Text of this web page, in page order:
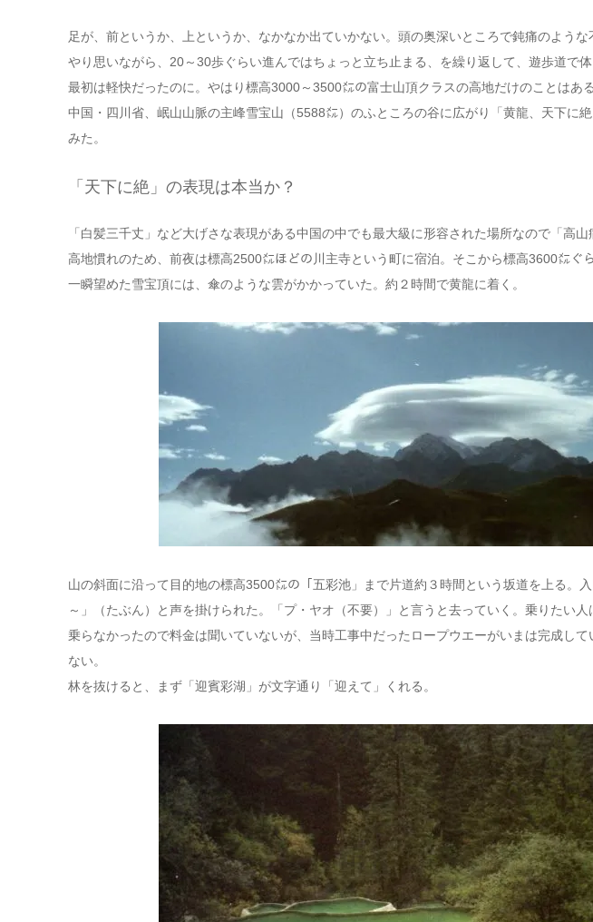
足が、前というか、上というか、なかなか出ていかない。頭の奥深いところで鈍痛のよう
やり思いながら、20～30歩ぐらい進んではちょっと立ち止まる、を繰り返して、遊歩道で体
最初は軽快だったのに。やはり標高3000～3500㍍の富士山頂クラスの高地だけのことはある
中国・四川省、岷山山脈の主峰雪宝山（5588㍍）のふところの谷に広がり「黄龍、天下に
みた。
「天下に絶」の表現は本当か？
「白髪三千丈」など大げさな表現がある中国の中でも最大級に形容された場所なので「高山
高地慣れのため、前夜は標高2500㍍ほどの川主寺という町に宿泊。そこから標高3600㍍ぐ
一瞬望めた雪宝頂には、傘のような雲がかかっていた。約２時間で黄龍に着く。
山の斜面に沿って目的地の標高3500㍍の「五彩池」まで片道約３時間という坂道を上る。
～」（たぶん）と声を掛けられた。「プ・ヤオ（不要）」と言うと去っていく。乗りたい人
乗らなかったので料金は聞いていないが、当時工事中だったロープウエーがいまは完成し
ない。
林を抜けると、まず「迎賓彩湖」が文字通り「迎えて」くれる。